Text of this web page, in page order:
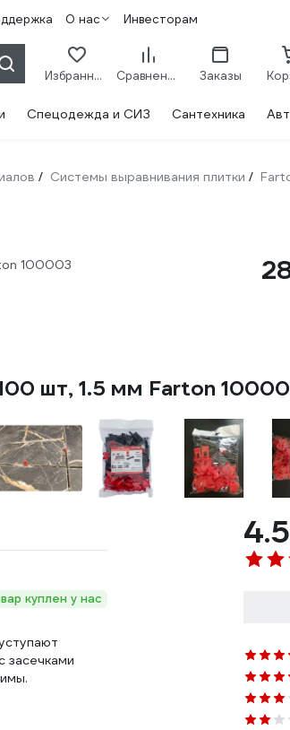
О нас Инвесторам
Избранное Сравнение Заказы
Спецодежда и СИЗ Сантехника
/ Системы выравнивания плитки /
100003
шт, 1.5 мм Farton
куплен у нас
засечками
4.5